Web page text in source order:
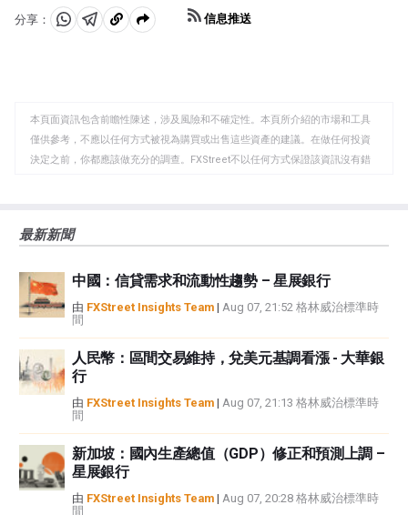
的國內貸款機構在國家主導的金融領域運營。
分享：
分 分 複
板
信息推送
本頁面資訊包含前瞻性陳述，涉及風險和不確定性。本頁所介紹的市場和工具
僅供參考，不應以任何方式被視為購買或出售這些資產的建議。在做任何投資
決定之前，你都應該做充分的調查。FXStreet不以任何方式保證該資訊沒有錯
觀點，並不代表FXStreet或其廣告商的官方政策或立場。作者不對本頁連結的
如果文章正文中沒有明確提到，在撰寫本文時，作者在本文中提到的任何股票
中都沒有頭寸，也沒有與文中提到的任何公司有業務關係。除了FXStreet，作
者沒有收到撰寫這篇文章的報酬。
FXStreet和作者不提供個性化的建議。作者對該資訊的準確性、完整性或適用
性不作任何陳述。FXStreet和作者將不承擔任何錯誤，遺漏或任何損失，傷害
或損害由此資訊及其顯示或使用引起的。錯誤和遺漏除外。本文作者和
FXStreet並非註冊投資顧問，本文內容無意提供任何投資建議。
最新新聞
中國：信貸需求和流動性趨勢 – 星展銀行
由 FXStreet Insights Team | Aug 07, 21:52 格林威治標準時
間
人民幣：區間交易維持，兌美元基調看漲 - 大華銀
行
由 FXStreet Insights Team | Aug 07, 21:13 格林威治標準時
間
新加坡：國內生產總值（GDP）修正和預測上調 –
星展銀行
由 FXStreet Insights Team | Aug 07, 20:28 格林威治標準時
間